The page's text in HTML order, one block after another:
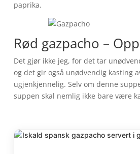
paprika.
Rød gazpacho –
Det gjør ikke jeg, for det tar
og det gir også unødvendig kasting
ugjenkjennelig. Selv om denne
suppen skal nemlig ikke bare være